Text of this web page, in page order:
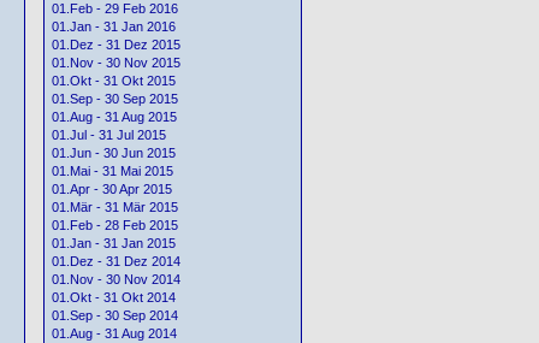
01.Feb - 29 Feb 2016
01.Jan - 31 Jan 2016
01.Dez - 31 Dez 2015
01.Nov - 30 Nov 2015
01.Okt - 31 Okt 2015
01.Sep - 30 Sep 2015
01.Aug - 31 Aug 2015
01.Jul - 31 Jul 2015
01.Jun - 30 Jun 2015
01.Mai - 31 Mai 2015
01.Apr - 30 Apr 2015
01.Mär - 31 Mär 2015
01.Feb - 28 Feb 2015
01.Jan - 31 Jan 2015
01.Dez - 31 Dez 2014
01.Nov - 30 Nov 2014
01.Okt - 31 Okt 2014
01.Sep - 30 Sep 2014
01.Aug - 31 Aug 2014